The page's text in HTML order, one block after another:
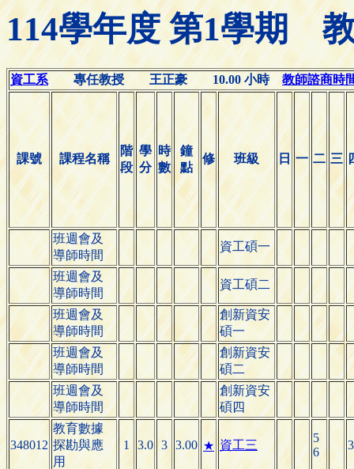
114學年度 第1學期
資工系專任教授 王正豪 10.00 小時教師諮商時
課號 課程名稱
階
段
學
分
時
數
鐘
點
修 班級 日 一 二 三
班週會及
導師時間
資工碩一
班週會及
導師時間
資工碩二
班週會及
導師時間
創新資安
碩一
班週會及
導師時間
創新資安
碩二
班週會及
導師時間
創新資安
碩四
348012
教育數據
探勘與應
用
1 3.0 3 3.00 ★ 資工三
5
6
3